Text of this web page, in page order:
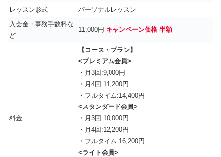
レッスン形式
パーソナルレッスン
入会金・事務手数料な
ど
11,000円 キャンペーン価格 半額
料金
【コース・プラン】
<プレミアム会員>
・月3回:9,000円
・月4回:11,200円
・フルタイム:14,400円
<スタンダード会員>
・月3回:10,000円
・月4回:12,200円
・フルタイム:16,200円
<ライト会員>